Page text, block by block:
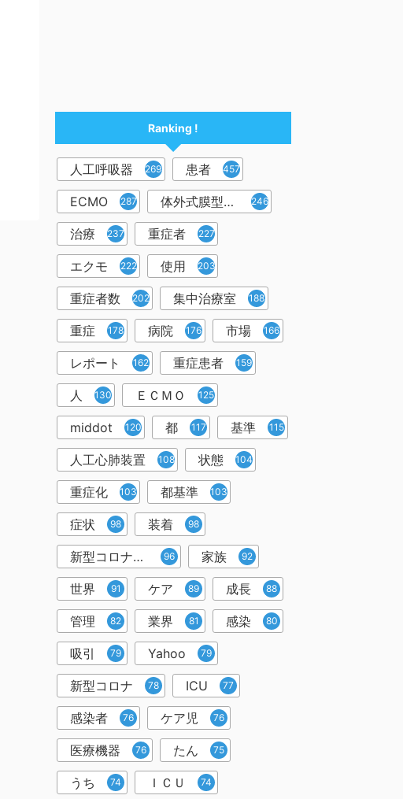
Ranking !
人工呼吸器 2698 患者 457
ECMO 287 体外式膜型人工肺 246
治療 237 重症者 227
エクモ 222 使用 203
重症者数 202 集中治療室 188
重症 178 病院 176 市場 166
レポート 162 重症患者 159
人 130 ＥＣＭＯ 125
middot 120 都 117 基準 115
人工心肺装置 108 状態 104
重症化 103 都基準 103
症状 98 装着 98
新型コロナウイルス 96 家族 92
世界 91 ケア 89 成長 88
管理 82 業界 81 感染 80
吸引 79 Yahoo 79
新型コロナ 78 ICU 77
感染者 76 ケア児 76
医療機器 76 たん 75
うち 74 ＩＣＵ 74